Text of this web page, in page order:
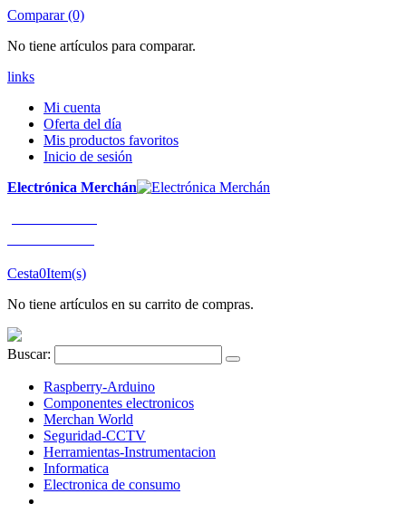
Comparar (0)
No tiene artículos para comparar.
links
Mi cuenta
Oferta del día
Mis productos favoritos
Inicio de sesión
Electrónica Merchán
Cesta0Item(s)
No tiene artículos en su carrito de compras.
Buscar:
Raspberry-Arduino
Componentes electronicos
Merchan World
Seguridad-CCTV
Herramientas-Instrumentacion
Informatica
Electronica de consumo